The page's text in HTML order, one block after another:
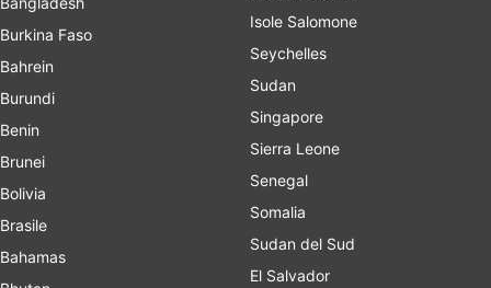
Burkina Faso
Bahrein
Burundi
Benin
Brunei
Bolivia
Brasile
Bahamas
Isole Salomone
Seychelles
Sudan
Singapore
Sierra Leone
Senegal
Somalia
Sudan del Sud
El Salvador